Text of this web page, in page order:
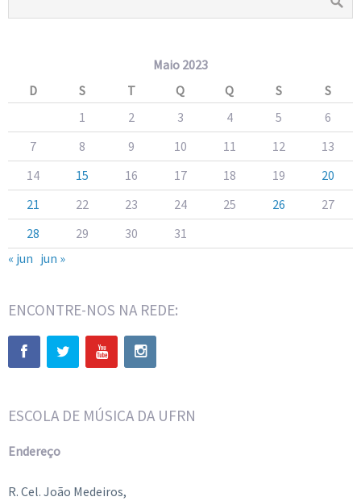
Maio 2023
D
S T Q Q S
S
1
2 3 4 5
6
7
8 9 10 11 12
13
14
15 16 17 18 19
20
21
22 23 24 25 26
27
28
29 30
31
« jun jun »
ENCONTRE-NOS NA REDE:
ESCOLA DE MÚSICA DA UFRN
Endereço
R. Cel. João Medeiros,